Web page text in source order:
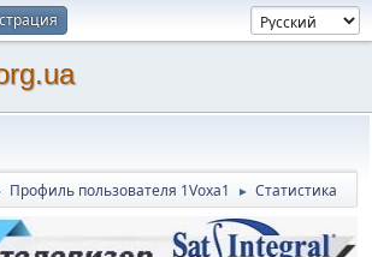
Профиль пользователя 1Voxa1 ► Статистика